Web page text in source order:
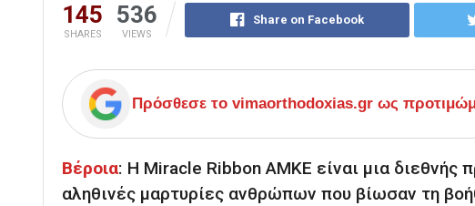
145
SHARES
536
VIEWS
Share on Facebook
Πρόσθεσε το vimaorthodoxias.gr ως
Βέροια: Η Miracle Ribbon ΑΜΚΕ είναι μια διεθνής
αληθινές μαρτυρίες ανθρώπων που βίωσαν τη